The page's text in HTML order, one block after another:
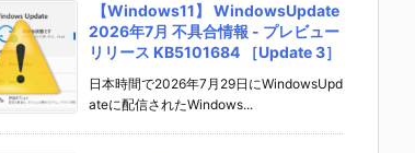
【Windows11】 WindowsUpdate
2026年7月 不具合情報 - プレビュー
リリース KB5101684 ［Update 3］
日本時間で2026年7月29日にWindowsUpd
ateに配信されたWindows...